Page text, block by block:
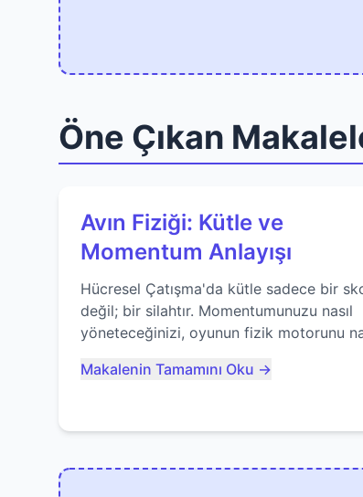
Öne Çıkan
Avın Fiziği: Kütle ve
Momentum Anlayışı
Hücresel Çatışma'da kütle sadece bir
değil; bir silahtır. Momentumunuzu nasıl
yöneteceğinizi, oyunun fizik motorunu nasıl
nasıl ustalaşacağınızı öğrenin...
Makalenin Tamamını Oku →